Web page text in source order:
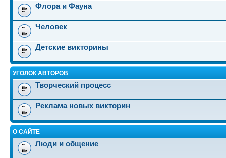
Флора и Фауна
Человек
Детские викторины
УГОЛОК АВТОРОВ
Творческий процесс
Реклама новых викторин
О САЙТЕ
Люди и общение